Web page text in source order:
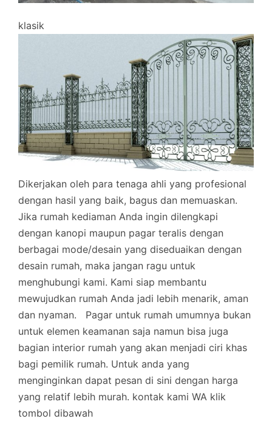
klasik
Dikerjakan oleh para tenaga ahli yang profesional
dengan hasil yang baik, bagus dan memuaskan.
Jika rumah kediaman Anda ingin dilengkapi
dengan kanopi maupun pagar teralis dengan
berbagai mode/desain yang diseduaikan dengan
desain rumah, maka jangan ragu untuk
menghubungi kami. Kami siap membantu
mewujudkan rumah Anda jadi lebih menarik, aman
dan nyaman.
Pagar untuk rumah umumnya bukan
untuk elemen keamanan saja namun bisa juga
bagian interior rumah yang akan menjadi ciri khas
bagi pemilik rumah. Untuk anda yang
menginginkan dapat pesan di sini dengan harga
yang relatif lebih murah. kontak kami WA klik
tombol dibawah